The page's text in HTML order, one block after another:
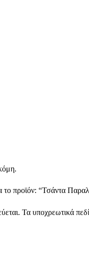
το προϊόν: “Τσάντα
Τα υποχρεωτικά